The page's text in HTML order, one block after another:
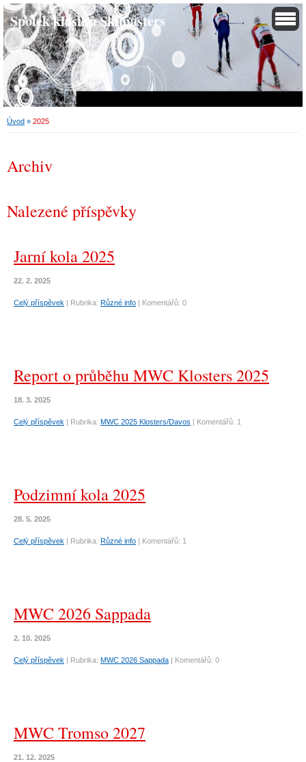
Spolek klasiků Skimasters
Úvod » 2025
Archiv
Nalezené příspěvky
Jarní kola 2025
22. 2. 2025
Celý příspěvek | Rubrika: Různé info | Komentářů: 0
Report o průběhu MWC Klosters 2025
18. 3. 2025
Celý příspěvek | Rubrika: MWC 2025 Klosters/Davos | Komentářů: 1
Podzimní kola 2025
28. 5. 2025
Celý příspěvek | Rubrika: Různé info | Komentářů: 1
MWC 2026 Sappada
2. 10. 2025
Celý příspěvek | Rubrika: MWC 2026 Sappada | Komentářů: 0
MWC Tromso 2027
21. 12. 2025